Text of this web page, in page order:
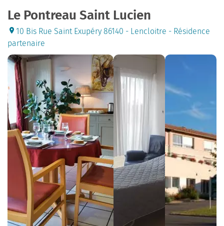
Le Pontreau Saint Lucien
10 Bis Rue Saint Exupéry 86140 - Lencloitre - Résidence
partenaire